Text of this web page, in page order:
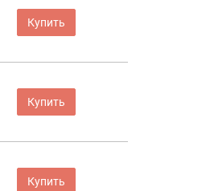
Купить
Купить
Купить